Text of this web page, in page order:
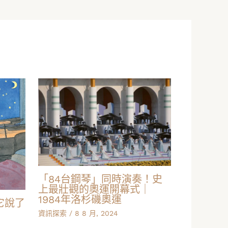
說了
「84台鋼琴」同時演奏！史
上最壯觀的奧運開幕式｜
1984年洛杉磯奧運
資訊探索 / 8 8 月, 2024